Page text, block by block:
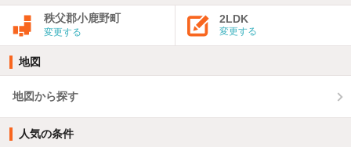
秩父郡小鹿野町
変更する
2LDK
変更する
地図
地図から探す
人気の条件